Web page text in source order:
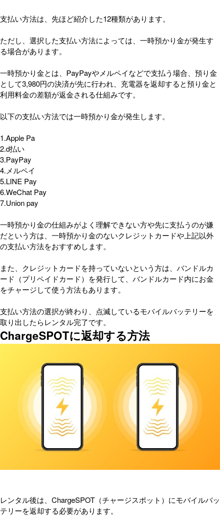
支払い方法は、先ほど紹介した12種類があります。
ただし、選択した支払い方法によっては、一時預かり金が発生す
る場合があります。
一時預かり金とは、PayPayやメルペイなどで支払う場合、預り金
として3,980円の決済が先に行われ、充電器を返却すると預り金と
利用料金の差額が返金される仕組みです。
以下の支払い方法では一時預かり金が発生します。
1.Apple Pa
2.d払い
3.PayPay
4.メルペイ
5.LINE Pay
6.WeChat Pay
7.Union pay
一時預かり金の仕組みがよく理解できない方や先に支払うのが嫌
だという方は、一時預かり金のないクレジットカードや上記以外
の支払い方法をおすすめします。
また、クレジットカードを持っていないという方は、バンドルカ
ード（プリペイドカード）を発行して、バンドルカード内にお金
をチャージして使う方法もあります。
支払い方法の選択が終わり、点滅しているモバイルバッテリーを
取り出したらレンタル完了です。
ChargeSPOTに返却する方法
レンタル後は、ChargeSPOT（チャージスポット）にモバイルバッ
テリーを返却する必要があります。